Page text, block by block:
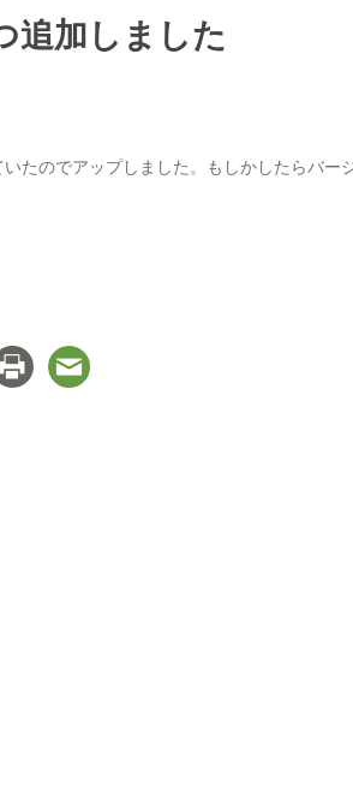
追加しました
たのでアップしました。もしかしたらバー